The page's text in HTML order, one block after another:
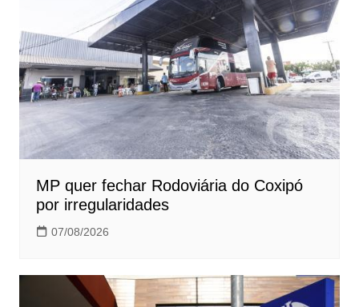
MP quer fechar Rodoviária do Coxipó
por irregularidades
07/08/2026